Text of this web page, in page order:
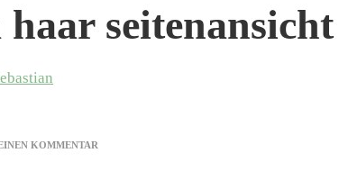
seitenansicht
KOMMENTAR